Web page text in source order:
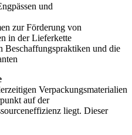
und
zur Förderung von
in der Lieferkette
Beschaffungspraktiken und die
Verpackungsmaterialien
auf der
liegt. Dieser